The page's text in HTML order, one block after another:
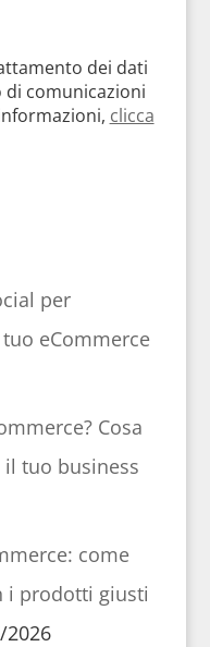
dei dati
comunicazioni
clicca
per
eCommerce
Cosa
il tuo business
come
i prodotti giusti
2026